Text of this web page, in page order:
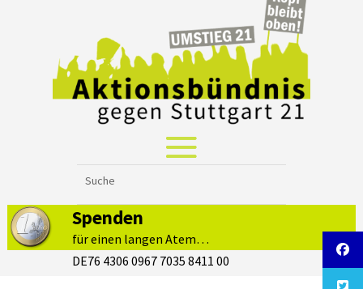
Spenden
für einen langen Atem…
DE76 4306 0967 7035 8411 00